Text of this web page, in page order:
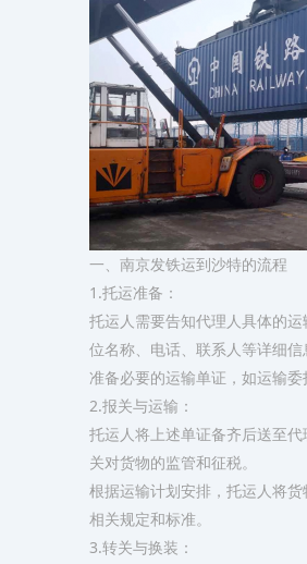
一、南京发铁运到沙特的流程
1.托运准备：
托运人需要告知代理人具体的
位名称、电话、联系人等详细信
准备必要的运输单证，如运输
2.报关与运输：
托运人将上述单证备齐后送至
关对货物的监管和征税。
根据运输计划安排，托运人将
相关规定和标准。
3.转关与换装：